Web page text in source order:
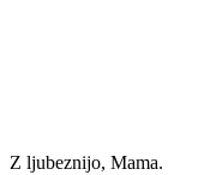
Z ljubeznijo, Mama.